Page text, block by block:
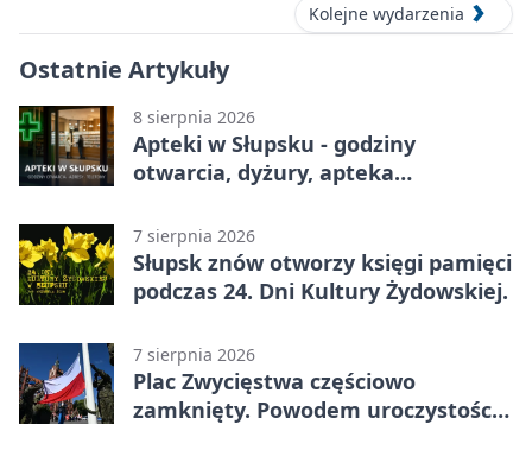
Kolejne wydarzenia
Ostatnie Artykuły
8 sierpnia 2026
Apteki w Słupsku - godziny
otwarcia, dyżury, apteka
7 sierpnia 2026
Słupsk znów otworzy księgi pamięci
podczas 24. Dni Kultury Żydowskiej.
7 sierpnia 2026
Plac Zwycięstwa częściowo
zamknięty. Powodem uroczystości